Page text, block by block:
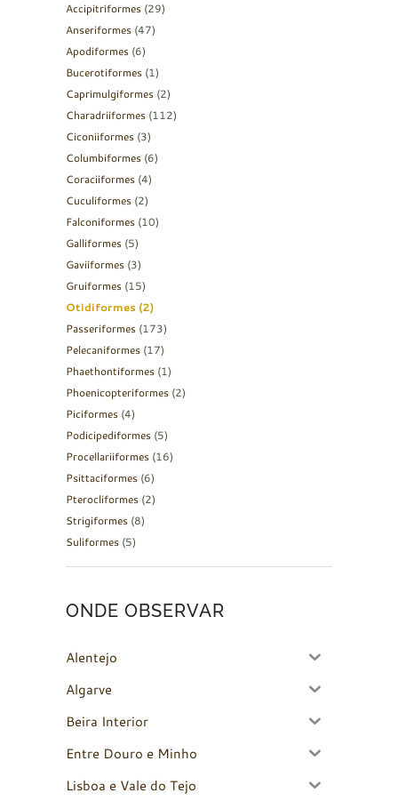
Accipitriformes (29)
Anseriformes (47)
Apodiformes (6)
Bucerotiformes (1)
Caprimulgiformes (2)
Charadriiformes (112)
Ciconiiformes (3)
Columbiformes (6)
Coraciiformes (4)
Cuculiformes (2)
Falconiformes (10)
Galliformes (5)
Gaviiformes (3)
Gruiformes (15)
Otidiformes (2)
Passeriformes (173)
Pelecaniformes (17)
Phaethontiformes (1)
Phoenicopteriformes (2)
Piciformes (4)
Podicipediformes (5)
Procellariiformes (16)
Psittaciformes (6)
Pterocliformes (2)
Strigiformes (8)
Suliformes (5)
ONDE OBSERVAR
Alentejo
Algarve
Beira Interior
Entre Douro e Minho
Lisboa e Vale do Tejo